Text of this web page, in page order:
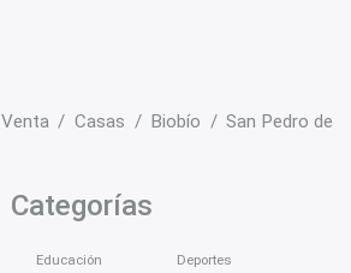
Venta Casas Biobío San Pedro de
Categorías
Educación Deportes